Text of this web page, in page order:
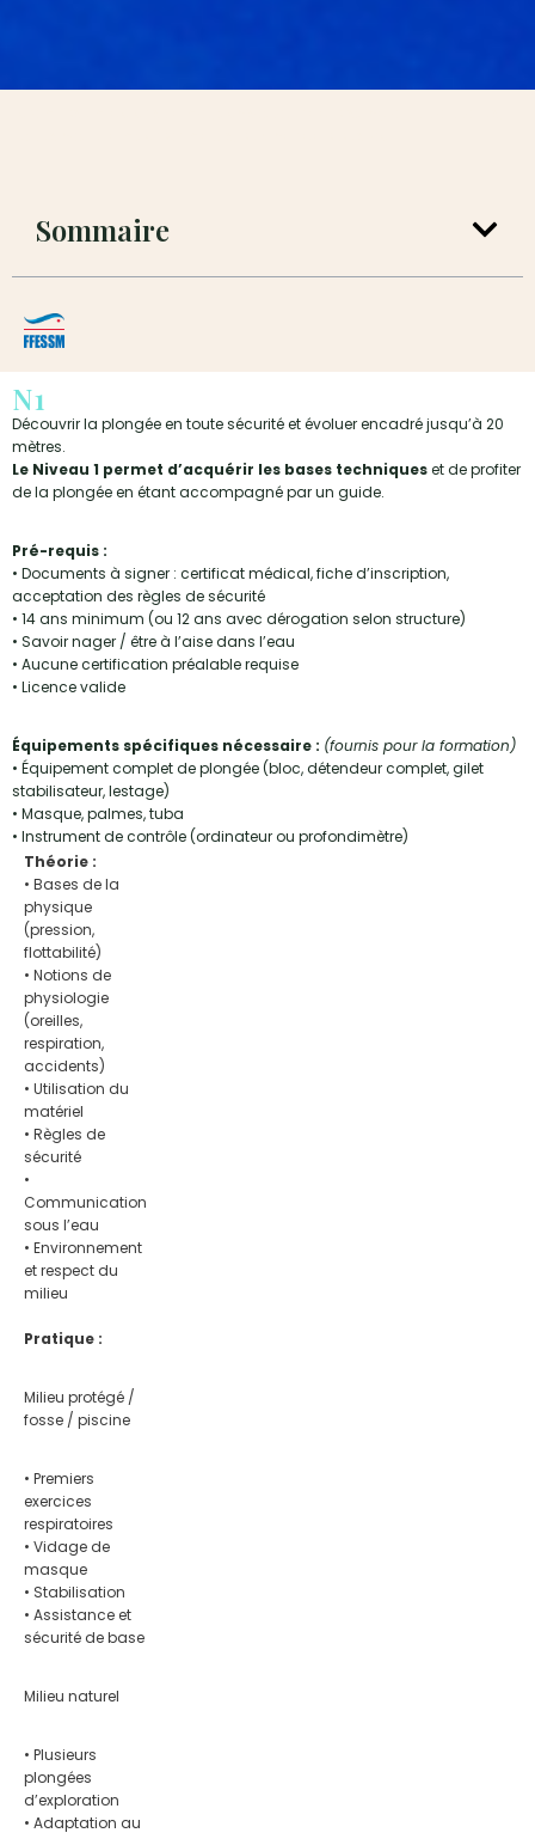
Sommaire
N1
Découvrir la plongée en toute sécurité et évoluer encadré jusqu’à 20
mètres.
Le Niveau 1 permet d’acquérir les bases techniqueset de profiter
de la plongée en étant accompagné par un guide.
Pré-requis :
• Documents à signer : certificat médical, fiche d’inscription,
acceptation des règles de sécurité
• 14 ans minimum (ou 12 ans avec dérogation selon structure)
• Savoir nager / être à l’aise dans l’eau
• Aucune certification préalable requise
• Licence valide
Équipements spécifiques nécessaire : (fournis pour la formation)
• Équipement complet de plongée (bloc, détendeur complet, gilet
stabilisateur, lestage)
• Masque, palmes, tuba
• Instrument de contrôle (ordinateur ou profondimètre)
Théorie :
• Bases de la
physique
(pression,
flottabilité)
• Notions de
physiologie
(oreilles,
respiration,
accidents)
• Utilisation du
matériel
• Règles de
sécurité
•
Communication
sous l’eau
• Environnement
et respect du
milieu
Pratique :
Milieu protégé /
fosse / piscine
• Premiers
exercices
respiratoires
• Vidage de
masque
• Stabilisation
• Assistance et
sécurité de base
Milieu naturel
• Plusieurs
plongées
d’exploration
• Adaptation au